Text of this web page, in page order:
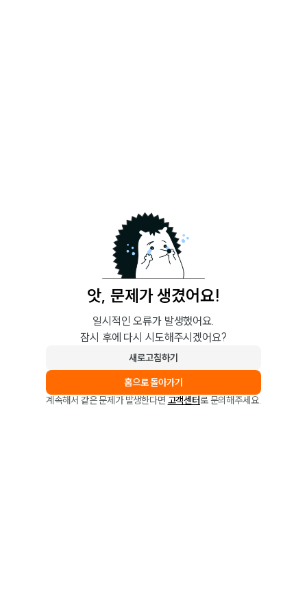
앗, 문제가 생겼어요!
일시적인 오류가 발생했어요.
잠시 후에 다시 시도해주시겠어요?
새로고침하기
홈으로 돌아가기
계속해서 같은 문제가 발생한다면 고객센터로 문의해주세요.